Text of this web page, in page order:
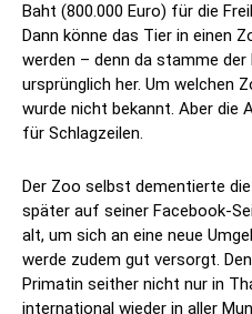
Baht (800.000 Euro) für die
Dann könne das Tier in einen
werden – denn da stamme
ursprünglich her. Um welchen
wurde nicht bekannt. Aber die
für Schlagzeilen.
Der Zoo selbst dementierte
später auf seiner Facebook-
alt, um sich an eine neue
werde zudem gut versorgt.
Primatin seither nicht nur in
international wieder in aller